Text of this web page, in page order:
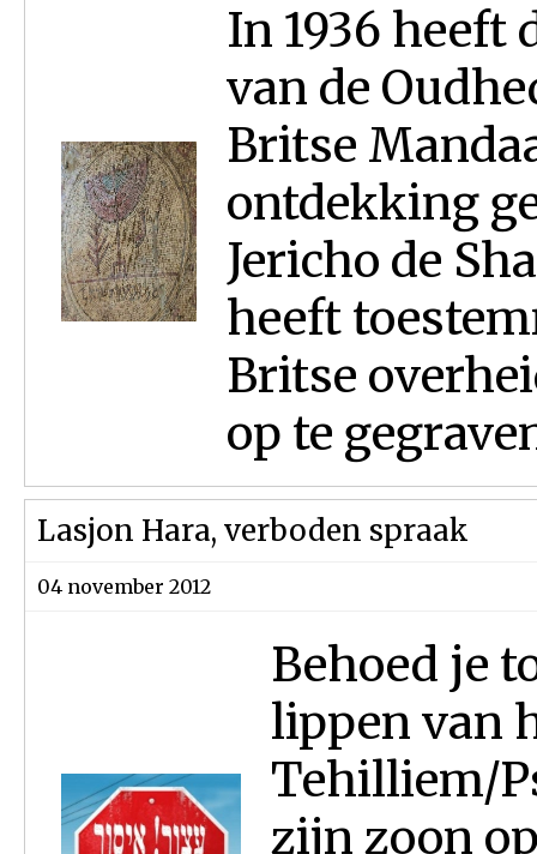
In 1936 heeft
van de
Britse
ontdekking
Jericho de
heeft
Britse
op te
Lasjon Hara, verboden spraak
04 november 2012
Behoed je
lippen van
Tehilliem/
zijn zoon